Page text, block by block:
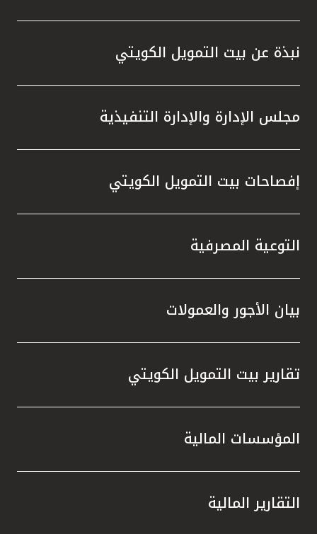
نبذة عن بيت التمويل الكويتي
مجلس الإدارة والإدارة التنفيذية
إفصاحات بيت التمويل الكويتي
التوعية المصرفية
بيان الأجور والعمولات
تقارير بيت التمويل الكويتي
المؤسسات المالية
التقارير المالية